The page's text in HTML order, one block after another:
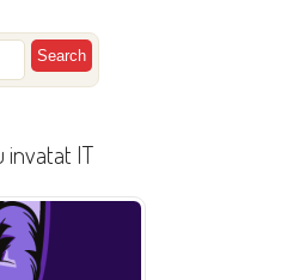
invatat IT